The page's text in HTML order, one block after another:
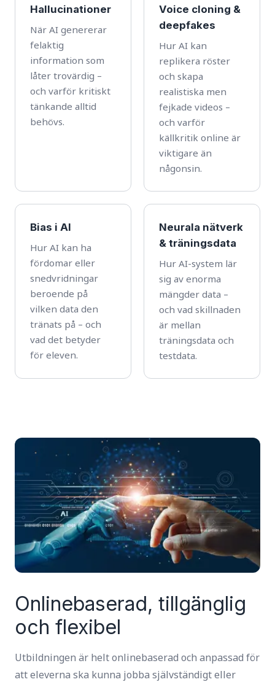
Hallucinationer
När AI genererar
felaktig
information som
låter trovärdig –
och varför kritiskt
tänkande alltid
behövs.
Voice cloning &
deepfakes
Hur AI kan
replikera röster
och skapa
realistiska men
fejkade videos –
och varför
källkritik online är
viktigare än
någonsin.
Bias i AI
Hur AI kan ha
fördomar eller
snedvridningar
beroende på
vilken data den
tränats på – och
vad det betyder
för eleven.
Neurala nätverk
& träningsdata
Hur AI-system lär
sig av enorma
mängder data –
och vad skillnaden
är mellan
träningsdata och
testdata.
Onlinebaserad, tillgänglig
och flexibel
Utbildningen är helt onlinebaserad och anpassad för
att eleverna ska kunna jobba självständigt eller